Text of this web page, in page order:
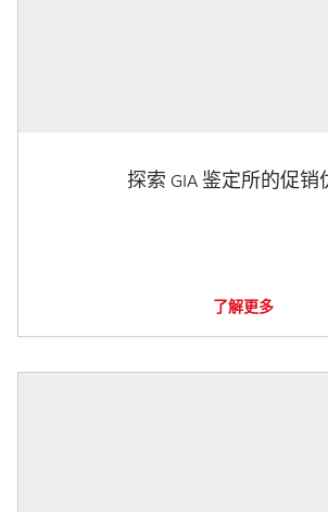
探索 GIA 鉴定所的促销
了解更多